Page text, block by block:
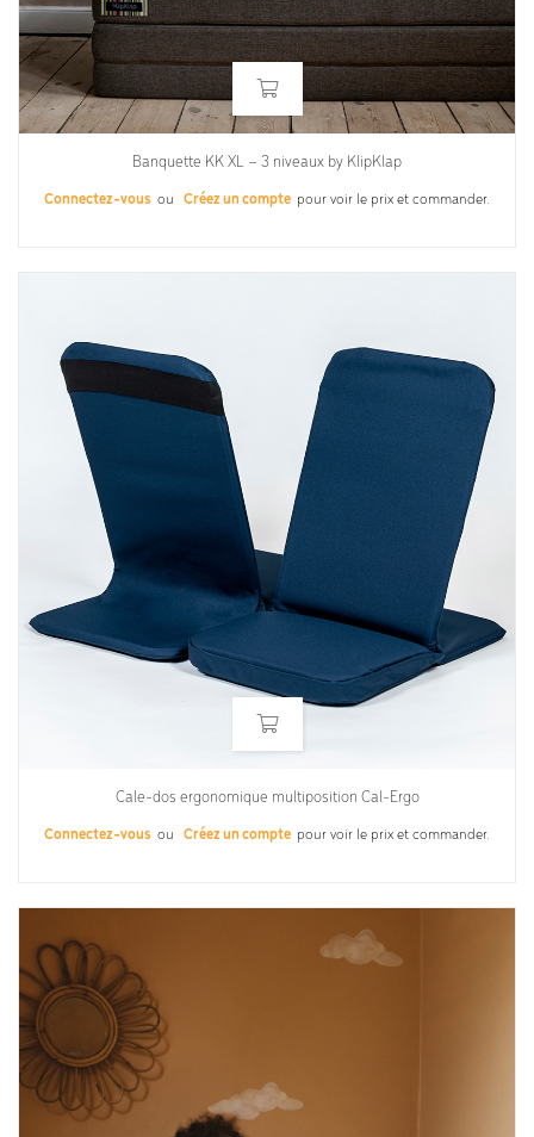
Banquette KK XL – 3 niveaux by KlipKlap
Connectez-vous ou Créez un compte pour voir le prix et commander.
Cale-dos ergonomique multiposition Cal-Ergo
Connectez-vous ou Créez un compte pour voir le prix et commander.